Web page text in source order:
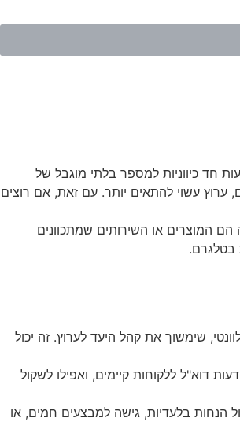
חד כיווניות למספר בלתי מוגבל של
עשוי להתאים יותר. עם זאת, אם רוצים
המוצרים או השירותים שמתכוונים
בטלגרם.
שימשוך את קהל היעד לערוץ. זה יכול
דוא"ל ללקוחות קיימים, ואפילו לשקול
הנחות בלעדיות, גישה למבצעים חמים, או